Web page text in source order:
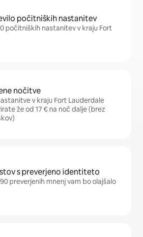
počitniških nastanitev
počitniških nastanitev v kraju Fort
nočitve
v kraju Fort Lauderdale
že od 17 € na noč dalje (brez
s preverjeno identiteto
preverjenih mnenj vam bo olajšalo